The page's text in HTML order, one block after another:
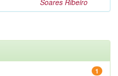
Soares Ribeiro
1